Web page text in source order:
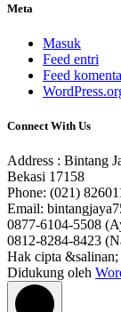
Meta
Masuk
Feed entri
Feed
Connect With Us
Address : Bintang
Bekasi 17158
Phone: (021)
Email:
0877-6104-5508
0812-8284-8423
Hak cipta
Didukung oleh